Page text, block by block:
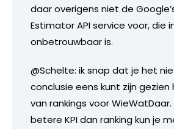
daar overigens niet de
Estimator API service voor, die
onbetrouwbaar is.
@Schelte: ik snap dat je het
conclusie eens kunt zijn gezien
van rankings voor
betere KPI dan ranking kun je